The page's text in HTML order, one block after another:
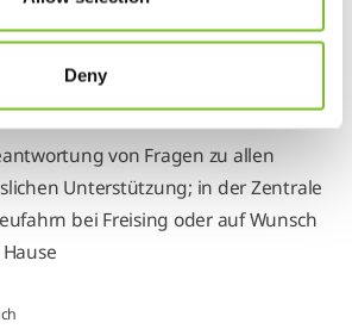
Deny
Bezug von Pflegegeld
von Fragen zu allen
Unterstützung; in der Zentrale
bei Freising oder auf Wunsch